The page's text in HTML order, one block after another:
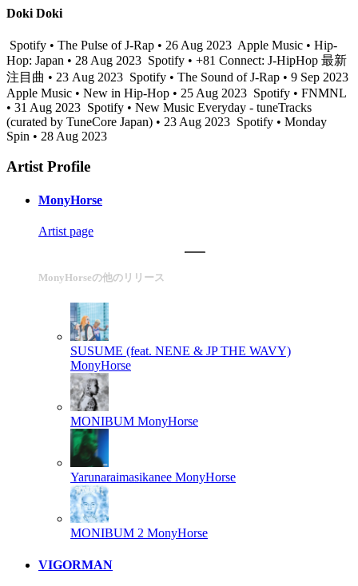
Doki Doki
Spotify • The Pulse of J-Rap • 26 Aug 2023 Apple Music • Hip-
Hop: Japan • 28 Aug 2023 Spotify • +81 Connect: J-HipHop 最新
注目曲 • 23 Aug 2023 Spotify • The Sound of J-Rap • 9 Sep 2023
Apple Music • New in Hip-Hop • 25 Aug 2023 Spotify • FNMNL
• 31 Aug 2023 Spotify • New Music Everyday - tuneTracks
(curated by TuneCore Japan) • 23 Aug 2023 Spotify • Monday
Spin • 28 Aug 2023
Artist Profile
MonyHorse
Artist page
MonyHorseの他のリリース
SUSUME (feat. NENE & JP THE WAVY)
MonyHorse
MONIBUM MonyHorse
Yarunaraimasikanee MonyHorse
MONIBUM 2 MonyHorse
VIGORMAN